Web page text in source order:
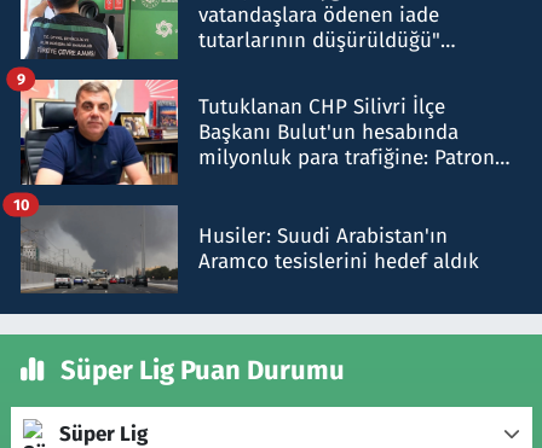
vatandaşlara ödenen iade
tutarlarının düşürüldüğü"
Tutuklanan CHP Silivri İlçe
Başkanı Bulut'un hesabında
milyonluk para trafiğine: Patron
9
Husiler: Suudi Arabistan'ın
Aramco tesislerini hedef aldık
10
Süper Lig Puan Durumu
Süper Lig